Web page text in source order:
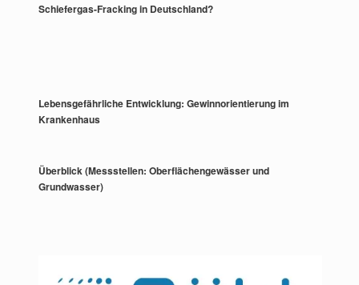
Schiefergas-Fracking in Deutschland?
Lebensgefährliche Entwicklung: Gewinnorientierung im
Krankenhaus
Überblick (Messstellen: Oberflächengewässer und
Grundwasser)